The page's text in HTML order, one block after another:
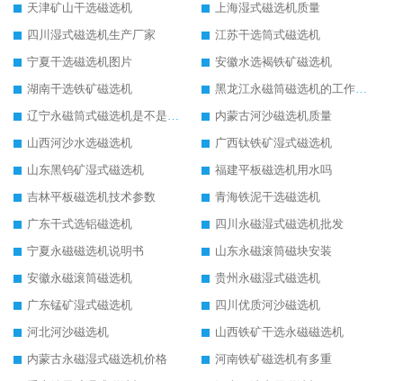
天津矿山干选磁选机
上海湿式磁选机质量
四川湿式磁选机生产厂家
江苏干选筒式磁选机
宁夏干选磁选机图片
安徽水选褐铁矿磁选机
湖南干选铁矿磁选机
黑龙江永磁筒磁选机的工作原理
辽宁永磁筒式磁选机是不是强磁
内蒙古河沙磁选机质量
山西河沙水选磁选机
广西钛铁矿湿式磁选机
山东黑钨矿湿式磁选机
福建平板磁选机用水吗
吉林平板磁选机技术参数
青海铁泥干选磁选机
广东干式选铝磁选机
四川永磁湿式磁选机批发
宁夏永磁磁选机说明书
山东永磁滚筒磁块安装
安徽永磁滚筒磁选机
贵州永磁湿式磁选机
广东锰矿湿式磁选机
四川优质河沙磁选机
河北河沙磁选机
山西铁矿干选永磁磁选机
内蒙古永磁湿式磁选机价格
河南铁矿磁选机有多重